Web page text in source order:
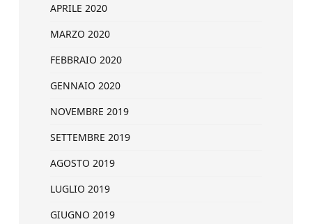
APRILE 2020
MARZO 2020
FEBBRAIO 2020
GENNAIO 2020
NOVEMBRE 2019
SETTEMBRE 2019
AGOSTO 2019
LUGLIO 2019
GIUGNO 2019